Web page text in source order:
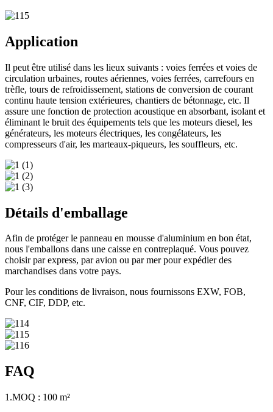
Application
Il peut être utilisé dans les lieux suivants : voies ferrées et voies de
circulation urbaines, routes aériennes, voies ferrées, carrefours en
trèfle, tours de refroidissement, stations de conversion de courant
continu haute tension extérieures, chantiers de bétonnage, etc. Il
assure une fonction de protection acoustique en absorbant, isolant et
éliminant le bruit des équipements tels que les moteurs diesel, les
générateurs, les moteurs électriques, les congélateurs, les
compresseurs d'air, les marteaux-piqueurs, les souffleurs, etc.
Détails d'emballage
Afin de protéger le panneau en mousse d'aluminium en bon état,
nous l'emballons dans une caisse en contreplaqué. Vous pouvez
choisir par express, par avion ou par mer pour expédier des
marchandises dans votre pays.
Pour les conditions de livraison, nous fournissons EXW, FOB,
CNF, CIF, DDP, etc.
FAQ
1.MOQ : 100 m²